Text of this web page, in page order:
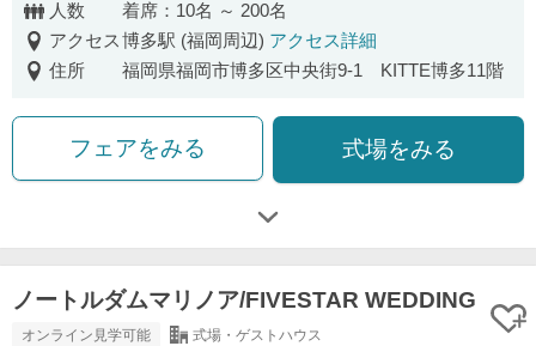
人数
着席：10名 ～ 200名
アクセス博多駅 (福岡周辺) アクセス詳細
住所
福岡県福岡市博多区中央街9-1 KITTE博多11階
フェアをみる 式場をみる
ノートルダムマリノア/FIVESTAR WEDDING
オンライン見学可能 式場・ゲストハウス